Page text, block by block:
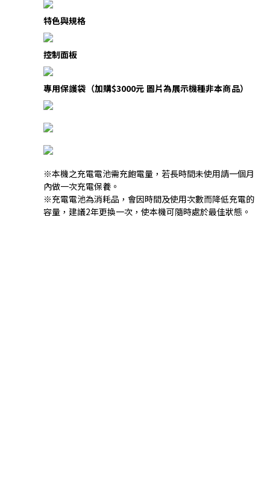
特色與規格
控制面板
專用保護袋（加購$3000元 圖片為展示機種非本商品）
※本機之充電電池需充飽電量，若長時間未使用請一個月
內做一次充電保養。
※充電電池為消耗品，會因時間及使用次數而降低充電的
容量，建議2年更換一次，使本機可隨時處於最佳狀態。